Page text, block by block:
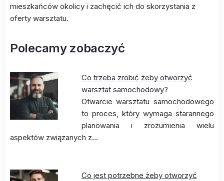
mieszkańców okolicy i zachęcić ich do skorzystania z
oferty warsztatu.
Polecamy zobaczyć
Co trzeba zrobić żeby otworzyć
warsztat samochodowy?
Otwarcie warsztatu samochodowego
to proces, który wymaga starannego
planowania i zrozumienia wielu
aspektów związanych z…
Co jest potrzebne żeby otworzyć